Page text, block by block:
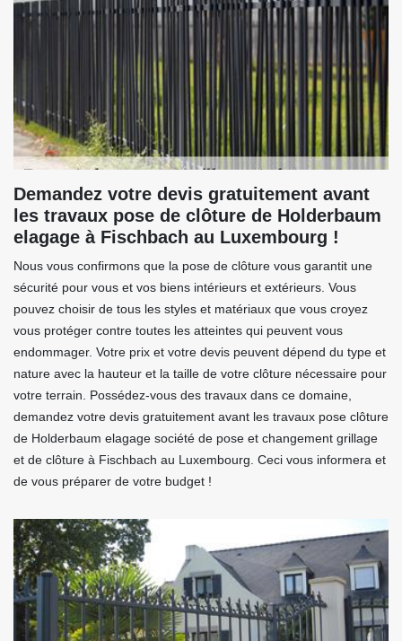
Demandez votre devis gratuitement avant
les travaux pose de clôture de Holderbaum
elagage à Fischbach au Luxembourg !
Nous vous confirmons que la pose de clôture vous garantit une
sécurité pour vous et vos biens intérieurs et extérieurs. Vous
pouvez choisir de tous les styles et matériaux que vous croyez
vous protéger contre toutes les atteintes qui peuvent vous
endommager. Votre prix et votre devis peuvent dépend du type et
nature avec la hauteur et la taille de votre clôture nécessaire pour
votre terrain. Possédez-vous des travaux dans ce domaine,
demandez votre devis gratuitement avant les travaux pose clôture
de Holderbaum elagage société de pose et changement grillage
et de clôture à Fischbach au Luxembourg. Ceci vous informera et
de vous préparer de votre budget !